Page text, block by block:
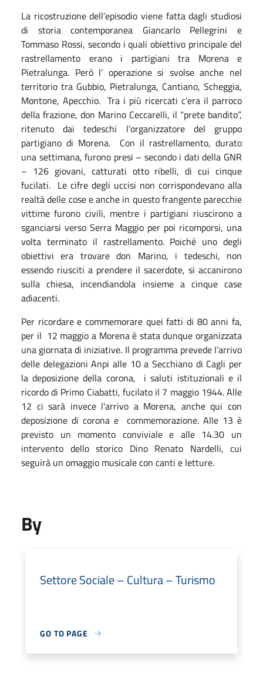
La ricostruzione dell’episodio viene fatta dagli studiosi
di storia contemporanea Giancarlo Pellegrini e
Tommaso Rossi, secondo i quali obiettivo principale del
rastrellamento erano i partigiani tra Morena e
Pietralunga. Però l’ operazione si svolse anche nel
territorio tra Gubbio, Pietralunga, Cantiano, Scheggia,
Montone, Apecchio. Tra i più ricercati c’era il parroco
della frazione, don Marino Ceccarelli, il “prete bandito”,
ritenuto dai tedeschi l’organizzatore del gruppo
partigiano di Morena. Con il rastrellamento, durato
una settimana, furono presi – secondo i dati della GNR
– 126 giovani, catturati otto ribelli, di cui cinque
fucilati. Le cifre degli uccisi non corrispondevano alla
realtà delle cose e anche in questo frangente parecchie
vittime furono civili, mentre i partigiani riuscirono a
sganciarsi verso Serra Maggio per poi ricomporsi, una
volta terminato il rastrellamento. Poiché uno degli
obiettivi era trovare don Marino, i tedeschi, non
essendo riusciti a prendere il sacerdote, si accanirono
sulla chiesa, incendiandola insieme a cinque case
adiacenti.
Per ricordare e commemorare quei fatti di 80 anni fa,
per il 12 maggio a Morena è stata dunque organizzata
una giornata di iniziative. Il programma prevede l’arrivo
delle delegazioni Anpi alle 10 a Secchiano di Cagli per
la deposizione della corona, i saluti istituzionali e il
ricordo di Primo Ciabatti, fucilato il 7 maggio 1944. Alle
12 ci sarà invece l’arrivo a Morena, anche qui con
deposizione di corona e commemorazione. Alle 13 è
previsto un momento conviviale e alle 14.30 un
intervento dello storico Dino Renato Nardelli, cui
seguirà un omaggio musicale con canti e letture.
By
Settore Sociale – Cultura – Turismo
GO TO PAGE